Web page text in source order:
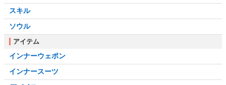
スキル
ソウル
アイテム
インナーウェポン
インナースーツ